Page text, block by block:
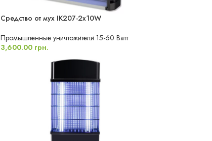
НОВИНКА
Средство от мух IK207-2x10W
Промышленные уничтожители 15-60 Ватт
3,600.00 грн.